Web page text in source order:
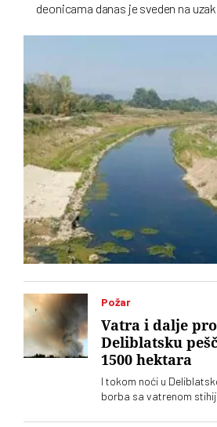
deonicama danas je sveden na
Požar
Vatra i dalje
Deliblatsku
1500 hektara
I tokom noći u
borba sa vatrenom